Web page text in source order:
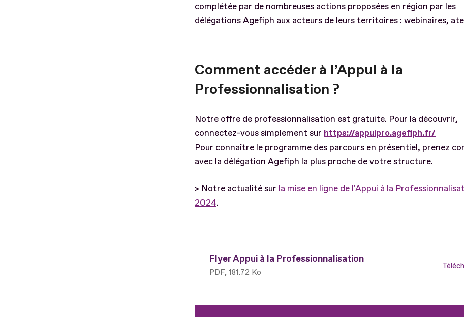
complétée par de nombreuses actions proposées en région par les
délégations Agefiph aux acteurs de leurs territoires : webinaires,
Comment accéder à l’Appui à la
Professionnalisation ?
Notre offre de professionnalisation est gratuite. Pour la découvrir,
connectez-vous simplement sur https://appuipro.agefiph.fr/
Pour connaître le programme des parcours en présentiel, prenez
avec la délégation Agefiph la plus proche de votre structure.
> Notre actualité sur la mise en ligne de l'Appui à la
2024.
Flyer Appui à la Professionnalisation
PDF 181.72 Ko